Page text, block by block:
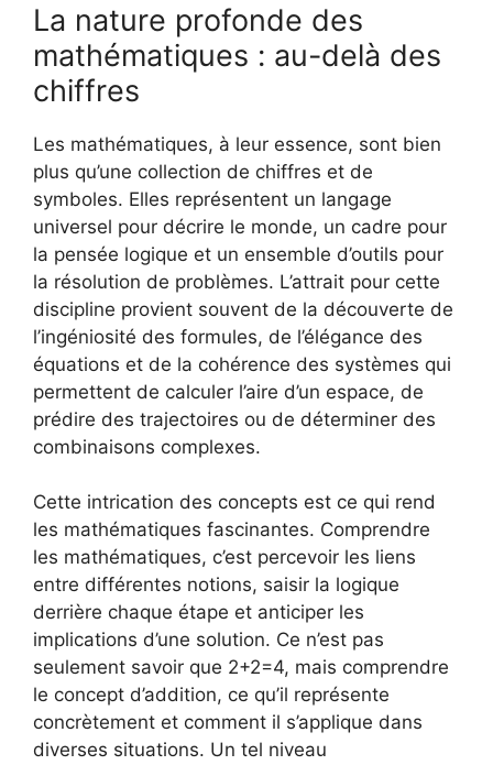
La nature profonde des
mathématiques : au-delà des
chiffres
Les mathématiques, à leur essence, sont bien
plus qu’une collection de chiffres et de
symboles. Elles représentent un langage
universel pour décrire le monde, un cadre pour
la pensée logique et un ensemble d’outils pour
la résolution de problèmes. L’attrait pour cette
discipline provient souvent de la découverte de
l’ingéniosité des formules, de l’élégance des
équations et de la cohérence des systèmes qui
permettent de calculer l’aire d’un espace, de
prédire des trajectoires ou de déterminer des
combinaisons complexes.
Cette intrication des concepts est ce qui rend
les mathématiques fascinantes. Comprendre
les mathématiques, c’est percevoir les liens
entre différentes notions, saisir la logique
derrière chaque étape et anticiper les
implications d’une solution. Ce n’est pas
seulement savoir que 2+2=4, mais comprendre
le concept d’addition, ce qu’il représente
concrètement et comment il s’applique dans
diverses situations. Un tel niveau